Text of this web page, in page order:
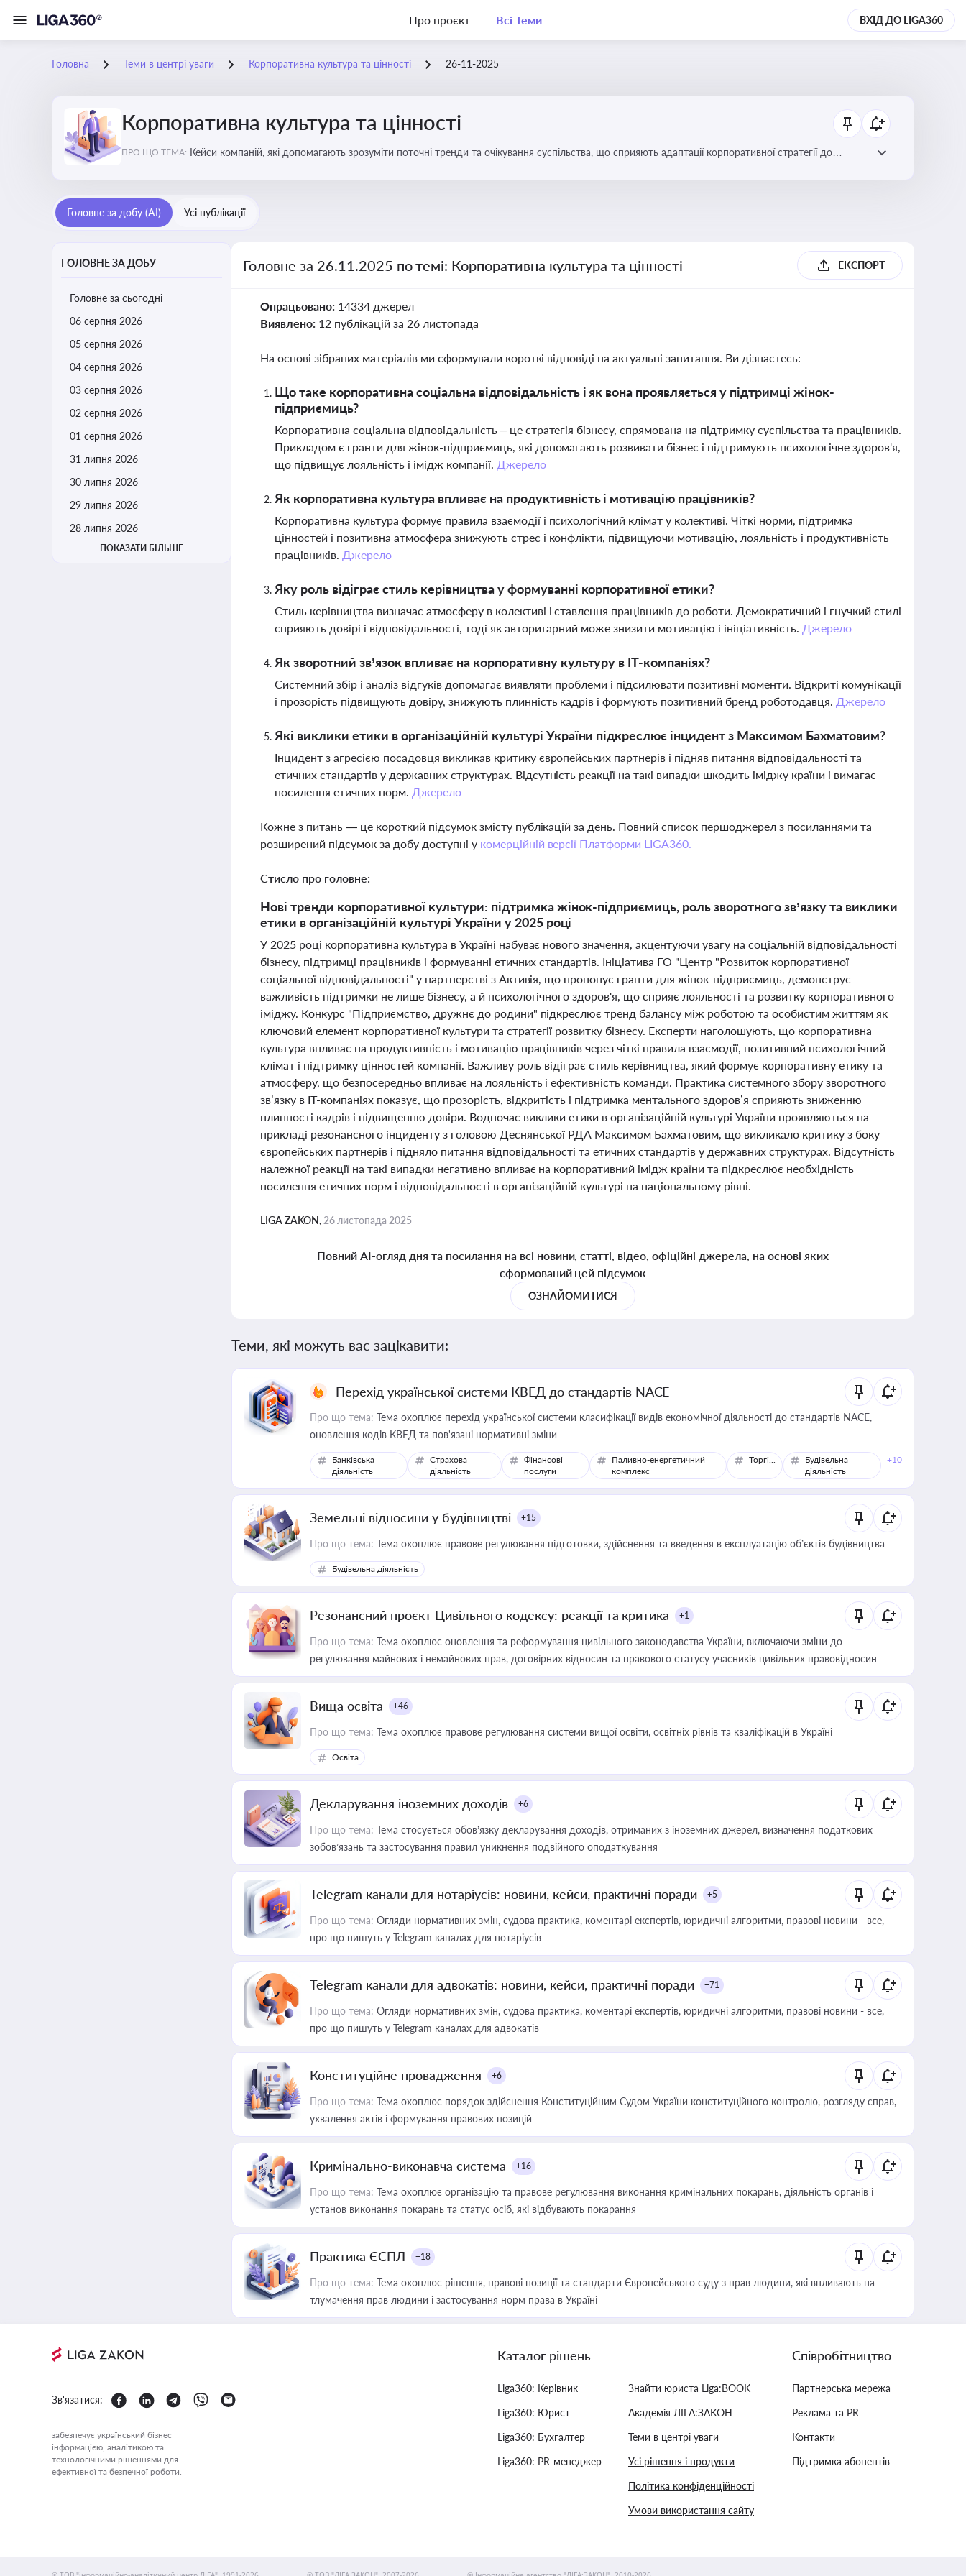
Про проєкт Всі Теми ВХІД ДО LIGA360
Головна Теми в центрі уваги Корпоративна культура та цінності 26-11-2025
Корпоративна культура та цінності
ПРО ЩО ТЕМА: Кейси компаній, які допомагають зрозуміти поточні тренди та очікування суспільства, що сприяють адаптації корпоративної стратегії до
Головне за добу (AI) Усі публікації
ГОЛОВНЕ ЗА ДОБУ
Головне за сьогодні
06 серпня 2026
05 серпня 2026
04 серпня 2026
03 серпня 2026
02 серпня 2026
01 серпня 2026
31 липня 2026
30 липня 2026
29 липня 2026
28 липня 2026
ПОКАЗАТИ БІЛЬШЕ
Головне за 26.11.2025 по темі: Корпоративна культура та цінності ЕКСПОРТ
Опрацьовано: 14334 джерел
Виявлено: 12 публікацій за 26 листопада
На основі зібраних матеріалів ми сформували короткі відповіді на актуальні запитання. Ви дізнаєтесь:
Що таке корпоративна соціальна відповідальність і як вона проявляється у підтримці жінок-
підприємиць?
Корпоративна соціальна відповідальність – це стратегія бізнесу, спрямована на підтримку суспільства та працівників.
Прикладом є гранти для жінок-підприємиць, які допомагають розвивати бізнес і підтримують психологічне здоров'я,
що підвищує лояльність і імідж компанії. Джерело
Як корпоративна культура впливає на продуктивність і мотивацію працівників?
Корпоративна культура формує правила взаємодії і психологічний клімат у колективі. Чіткі норми, підтримка
цінностей і позитивна атмосфера знижують стрес і конфлікти, підвищуючи мотивацію, лояльність і продуктивність
працівників. Джерело
Яку роль відіграє стиль керівництва у формуванні корпоративної етики?
Стиль керівництва визначає атмосферу в колективі і ставлення працівників до роботи. Демократичний і гнучкий стилі
сприяють довірі і відповідальності, тоді як авторитарний може знизити мотивацію і ініціативність. Джерело
Як зворотний зв’язок впливає на корпоративну культуру в IT-компаніях?
Системний збір і аналіз відгуків допомагає виявляти проблеми і підсилювати позитивні моменти. Відкриті комунікації
і прозорість підвищують довіру, знижують плинність кадрів і формують позитивний бренд роботодавця. Джерело
Які виклики етики в організаційній культурі України підкреслює інцидент з Максимом Бахматовим?
Інцидент з агресією посадовця викликав критику європейських партнерів і підняв питання відповідальності та
етичних стандартів у державних структурах. Відсутність реакції на такі випадки шкодить іміджу країни і вимагає
посилення етичних норм. Джерело
Кожне з питань — це короткий підсумок змісту публікацій за день. Повний список першоджерел з посиланнями та
розширений підсумок за добу доступні у комерційній версії Платформи LIGA360.
Стисло про головне:
Нові тренди корпоративної культури: підтримка жінок-підприємиць, роль зворотного зв’язку та виклики
етики в організаційній культурі України у 2025 році
У 2025 році корпоративна культура в Україні набуває нового значення, акцентуючи увагу на соціальній відповідальності
бізнесу, підтримці працівників і формуванні етичних стандартів. Ініціатива ГО "Центр "Розвиток корпоративної
соціальної відповідальності" у партнерстві з Активія, що пропонує гранти для жінок-підприємиць, демонструє
важливість підтримки не лише бізнесу, а й психологічного здоров'я, що сприяє лояльності та розвитку корпоративного
іміджу. Конкурс "Підприємство, дружнє до родини" підкреслює тренд балансу між роботою та особистим життям як
ключовий елемент корпоративної культури та стратегії розвитку бізнесу. Експерти наголошують, що корпоративна
культура впливає на продуктивність і мотивацію працівників через чіткі правила взаємодії, позитивний психологічний
клімат і підтримку цінностей компанії. Важливу роль відіграє стиль керівництва, який формує корпоративну етику та
атмосферу, що безпосередньо впливає на лояльність і ефективність команди. Практика системного збору зворотного
зв’язку в IT-компаніях показує, що прозорість, відкритість і підтримка ментального здоров’я сприяють зниженню
плинності кадрів і підвищенню довіри. Водночас виклики етики в організаційній культурі України проявляються на
прикладі резонансного інциденту з головою Деснянської РДА Максимом Бахматовим, що викликало критику з боку
європейських партнерів і підняло питання відповідальності та етичних стандартів у державних структурах. Відсутність
належної реакції на такі випадки негативно впливає на корпоративний імідж країни та підкреслює необхідність
посилення етичних норм і відповідальності в організаційній культурі на національному рівні.
LIGA ZAKON, 26 листопада 2025
Повний AI-огляд дня та посилання на всі новини, статті, відео, офіційні джерела, на основі яких
сформований цей підсумок
ОЗНАЙОМИТИСЯ
Теми, які можуть вас зацікавити:
Перехід української системи КВЕД до стандартів NACE
Про що тема: Тема охоплює перехід української системи класифікації видів економічної діяльності до стандартів NACE,
оновлення кодів КВЕД та пов'язані нормативні зміни
Банківська
діяльність
Страхова
діяльність
Фінансові
послуги
Паливно-енергетичний
комплекс
Торгівля
Будівельна
діяльність
+10
Земельні відносини у будівництві +15
Про що тема: Тема охоплює правове регулювання підготовки, здійснення та введення в експлуатацію об’єктів будівництва
Будівельна діяльність
Резонансний проєкт Цивільного кодексу: реакції та критика +1
Про що тема: Тема охоплює оновлення та реформування цивільного законодавства України, включаючи зміни до
регулювання майнових і немайнових прав, договірних відносин та правового статусу учасників цивільних правовідносин
Вища освіта +46
Про що тема: Тема охоплює правове регулювання системи вищої освіти, освітніх рівнів та кваліфікацій в Україні
Освіта
Декларування іноземних доходів +6
Про що тема: Тема стосується обов’язку декларування доходів, отриманих з іноземних джерел, визначення податкових
зобов’язань та застосування правил уникнення подвійного оподаткування
Telegram канали для нотаріусів: новини, кейси, практичні поради +5
Про що тема: Огляди нормативних змін, судова практика, коментарі експертів, юридичні алгоритми, правові новини - все,
про що пишуть у Telegram каналах для нотаріусів
Telegram канали для адвокатів: новини, кейси, практичні поради +71
Про що тема: Огляди нормативних змін, судова практика, коментарі експертів, юридичні алгоритми, правові новини - все,
про що пишуть у Telegram каналах для адвокатів
Конституційне провадження +6
Про що тема: Тема охоплює порядок здійснення Конституційним Судом України конституційного контролю, розгляду справ,
ухвалення актів і формування правових позицій
Кримінально-виконавча система +16
Про що тема: Тема охоплює організацію та правове регулювання виконання кримінальних покарань, діяльність органів і
установ виконання покарань та статус осіб, які відбувають покарання
Практика ЄСПЛ +18
Про що тема: Тема охоплює рішення, правові позиції та стандарти Європейського суду з прав людини, які впливають на
тлумачення прав людини і застосування норм права в Україні
Зв'язатися:
забезпечує український бізнес
інформацією, аналітикою та
технологічними рішеннями для
ефективної та безпечної роботи.
Каталог рішень
Liga360: Керівник
Liga360: Юрист
Liga360: Бухгалтер
Liga360: PR-менеджер
Знайти юриста Liga:BOOK
Академія ЛІГА:ЗАКОН
Теми в центрі уваги
Усі рішення і продукти
Політика конфіденційності
Умови використання сайту
Співробітництво
Партнерська мережа
Реклама та PR
Контакти
Підтримка абонентів